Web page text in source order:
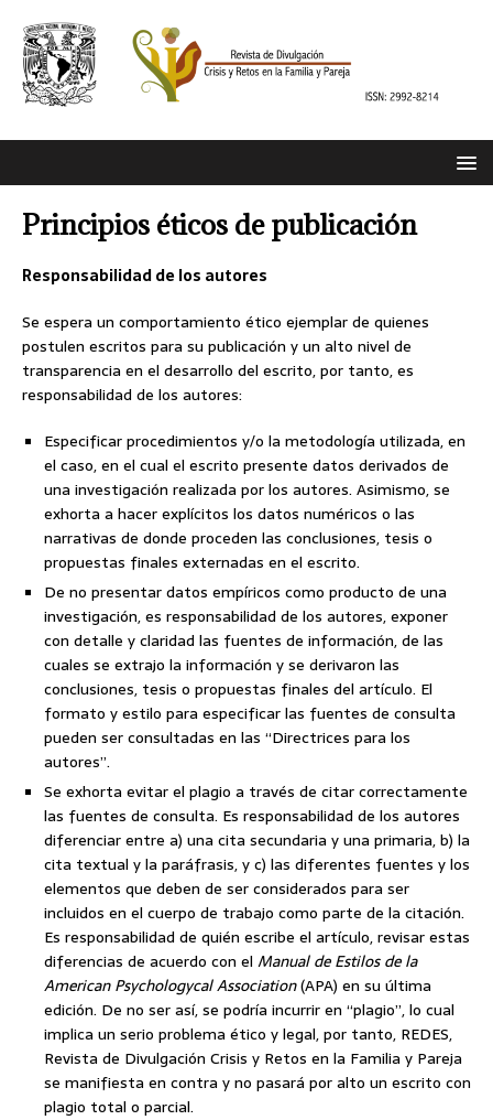
Principios éticos de publicación
Responsabilidad de los autores
Se espera un comportamiento ético ejemplar de quienes
postulen escritos para su publicación y un alto nivel de
transparencia en el desarrollo del escrito, por tanto, es
responsabilidad de los autores:
Especificar procedimientos y/o la metodología utilizada, en
el caso, en el cual el escrito presente datos derivados de
una investigación realizada por los autores. Asimismo, se
exhorta a hacer explícitos los datos numéricos o las
narrativas de donde proceden las conclusiones, tesis o
propuestas finales externadas en el escrito.
De no presentar datos empíricos como producto de una
investigación, es responsabilidad de los autores, exponer
con detalle y claridad las fuentes de información, de las
cuales se extrajo la información y se derivaron las
conclusiones, tesis o propuestas finales del artículo. El
formato y estilo para especificar las fuentes de consulta
pueden ser consultadas en las “Directrices para los
autores”.
Se exhorta evitar el plagio a través de citar correctamente
las fuentes de consulta. Es responsabilidad de los autores
diferenciar entre a) una cita secundaria y una primaria, b) la
cita textual y la paráfrasis, y c) las diferentes fuentes y los
elementos que deben de ser considerados para ser
incluidos en el cuerpo de trabajo como parte de la citación.
Es responsabilidad de quién escribe el artículo, revisar estas
diferencias de acuerdo con el Manual de Estilos de la
AmericanPsychologycalAssociation(APA) en su última
edición. De no ser así, se podría incurrir en “plagio”, lo cual
implica un serio problema ético y legal, por tanto, REDES,
Revista de Divulgación Crisis y Retos en la Familia y Pareja
se manifiesta en contra y no pasará por alto un escrito con
plagio total o parcial.